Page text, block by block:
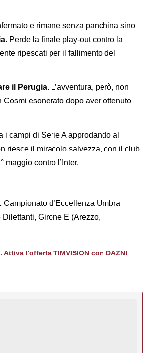
e rimane senza panchina sino
. Perde la finale play-out contro la
ripescati per il fallimento del
il Perugia. L’avventura, però, non
esonerato dopo aver ottenuto
i campi di Serie A approdando al
riesce il miracolo salvezza, con il club
maggio contro l’Inter.
Campionato d’Eccellenza Umbra
Girone E (Arezzo,
Attiva l'offerta TIMVISION con DAZN!